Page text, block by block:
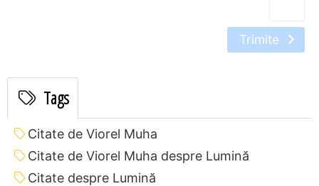
Trimite
Tags
Citate de Viorel Muha
Citate de Viorel Muha despre Lumină
Citate despre Lumină